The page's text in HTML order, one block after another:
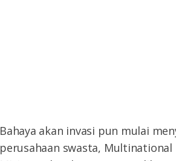
Bahaya akan invasi pun mulai
perusahaan swasta,